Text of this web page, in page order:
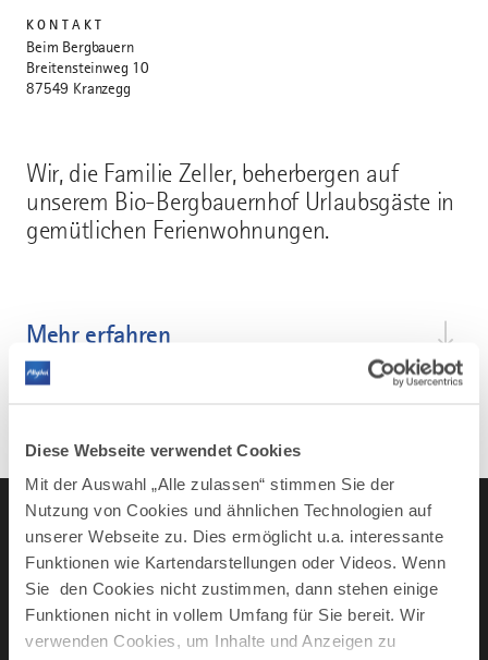
Diese Webseite verwendet Cookies
Mit der Auswahl „Alle zulassen“ stimmen Sie der
Nutzung von Cookies und ähnlichen Technologien auf
unserer Webseite zu. Dies ermöglicht u.a. interessante
Funktionen wie Kartendarstellungen oder Videos. Wenn
Sie den Cookies nicht zustimmen, dann stehen einige
Funktionen nicht in vollem Umfang für Sie bereit. Wir
verwenden Cookies, um Inhalte und Anzeigen zu
Wir, die Familie Zeller, beherbergen auf
unserem Bio-Bergbauernhof Urlaubsgäste in
gemütlichen Ferienwohnungen.
Mehr erfahren
KONTAKT
Beim Bergbauern
Breitensteinweg 10
87549 Kranzegg
LinkedInYouTube